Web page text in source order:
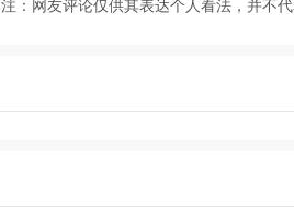
注：网友评论仅供其表达个人看法，并不